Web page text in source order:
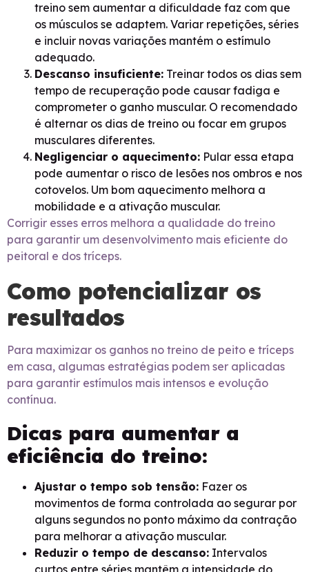
treino sem aumentar a dificuldade faz com que
os músculos se adaptem. Variar repetições, séries
e incluir novas variações mantém o estímulo
adequado.
Descanso insuficiente: Treinar todos os dias sem
tempo de recuperação pode causar fadiga e
comprometer o ganho muscular. O recomendado
é alternar os dias de treino ou focar em grupos
musculares diferentes.
Negligenciar o aquecimento: Pular essa etapa
pode aumentar o risco de lesões nos ombros e nos
cotovelos. Um bom aquecimento melhora a
mobilidade e a ativação muscular.
Corrigir esses erros melhora a qualidade do treino
para garantir um desenvolvimento mais eficiente do
peitoral e dos tríceps.
Como potencializar os
resultados
Para maximizar os ganhos no treino de peito e tríceps
em casa, algumas estratégias podem ser aplicadas
para garantir estímulos mais intensos e evolução
contínua.
Dicas para aumentar a
eficiência do treino:
Ajustar o tempo sob tensão: Fazer os
movimentos de forma controlada ao segurar por
alguns segundos no ponto máximo da contração
para melhorar a ativação muscular.
Reduzir o tempo de descanso: Intervalos